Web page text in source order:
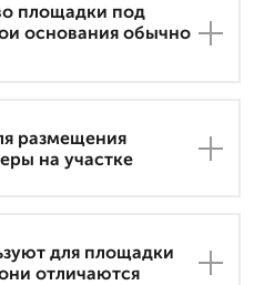
площадки под
основания обычно
размещения
на участке
для площадки
отличаются